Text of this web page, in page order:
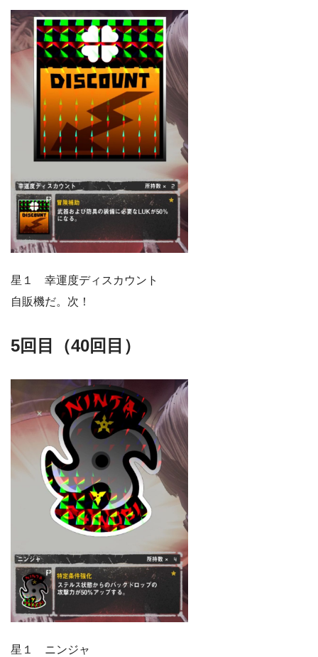
星１ 幸運度ディスカウント
自販機だ。次！
5回目（40回目）
星１ ニンジャ